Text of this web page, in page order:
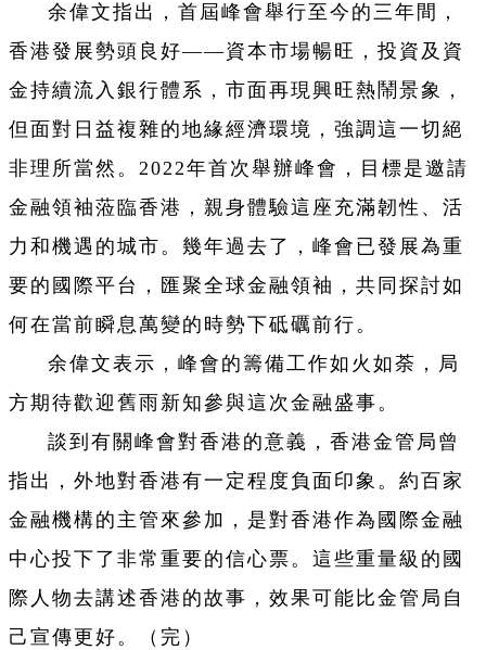
余偉文指出，首屆峰會舉行至今的三年間，
香港發展勢頭良好——資本市場暢旺，投資及資
金持續流入銀行體系，市面再現興旺熱鬧景象，
但面對日益複雜的地緣經濟環境，強調這一切絕
非理所當然。2022年首次舉辦峰會，目標是邀請
金融領袖蒞臨香港，親身體驗這座充滿韌性、活
力和機遇的城市。幾年過去了，峰會已發展為重
要的國際平台，匯聚全球金融領袖，共同探討如
何在當前瞬息萬變的時勢下砥礪前行。
余偉文表示，峰會的籌備工作如火如荼，局
方期待歡迎舊雨新知參與這次金融盛事。
談到有關峰會對香港的意義，香港金管局曾
指出，外地對香港有一定程度負面印象。約百家
金融機構的主管來參加，是對香港作為國際金融
中心投下了非常重要的信心票。這些重量級的國
際人物去講述香港的故事，效果可能比金管局自
己宣傳更好。（完）